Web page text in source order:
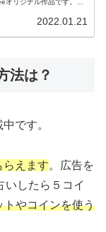
2022.01.21
法は？
です。
らえます。
広告を
いしたら５コイ
トやコインを使う